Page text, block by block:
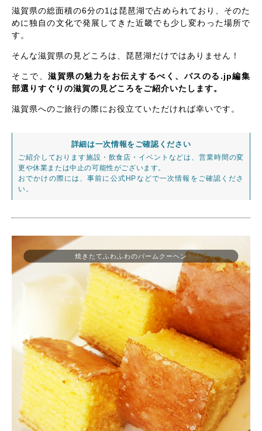
滋賀県の総面積の6分の1は琵琶湖で占められており、そのた
めに独自の文化で発展してきた近畿でも少し変わった場所で
す。
そんな滋賀県の見どころは、琵琶湖だけではありません！
そこで、滋賀県の魅力をお伝えするべく、バスのる.jp編集
部選りすぐりの滋賀の見どころをご紹介いたします。
滋賀県へのご旅行の際にお役立ていただければ幸いです。
詳細は一次情報をご確認ください
ご紹介しております施設・飲食店・イベントなどは、営業時間の変
更や休業または中止の可能性がございます。
おでかけの際には、事前に公式HPなどで一次情報をご確認くださ
い。
焼きたてふわふわのバームクーヘン